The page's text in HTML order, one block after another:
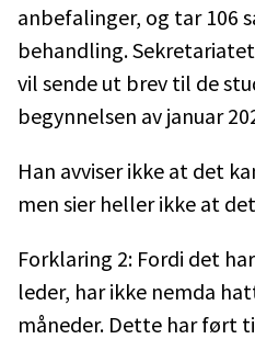
anbefalinger, og tar 106
behandling.
vil sende ut brev til de
begynnelsen av januar
Han avviser ikke at det
men sier heller ikke at
Forklaring 2: Fordi det
leder, har ikke nemda
måneder. Dette har ført